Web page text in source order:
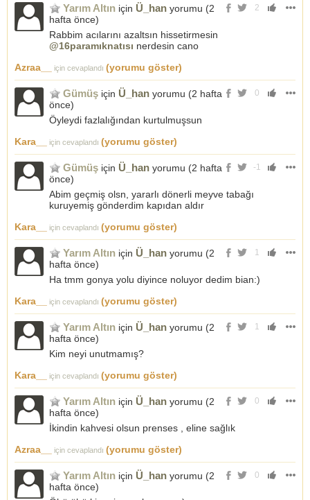
2
Yarım Altın için Ü_han yorumu (2
hafta önce)
Rabbim acılarını azaltsın hissetirmesin
@16paramıknatısı nerdesin cano
Azraa__
için cevaplandı (yorumu göster)
0
Gümüş için Ü_han yorumu (2 hafta
önce)
Öyleydi fazlalığından kurtulmuşsun
Kara__
için cevaplandı (yorumu göster)
-1
Gümüş için Ü_han yorumu (2 hafta
önce)
Abim geçmiş olsn, yararlı dönerli meyve tabağı
kuruyemiş gönderdim kapıdan aldır
Kara__
için cevaplandı (yorumu göster)
1
Yarım Altın için Ü_han yorumu (2
hafta önce)
Ha tmm gonya yolu diyince noluyor dedim bian:)
Kara__
için cevaplandı (yorumu göster)
1
Yarım Altın için Ü_han yorumu (2
hafta önce)
Kim neyi unutmamış?
Kara__
için cevaplandı (yorumu göster)
0
Yarım Altın için Ü_han yorumu (2
hafta önce)
İkindin kahvesi olsun prenses , eline sağlık
Azraa__
için cevaplandı (yorumu göster)
0
Yarım Altın için Ü_han yorumu (2
hafta önce)